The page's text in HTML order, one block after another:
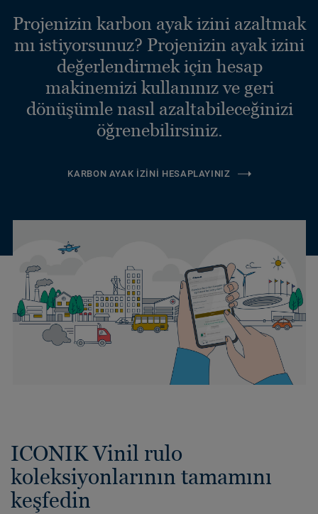
Projenizin karbon ayak izini azaltmak
mı istiyorsunuz? Projenizin ayak izini
değerlendirmek için hesap
makinemizi kullanınız ve geri
dönüşümle nasıl azaltabileceğinizi
öğrenebilirsiniz.
KARBON AYAK İZINI HESAPLAYINIZ
ICONIK Vinil rulo
koleksiyonlarının tamamını
keşfedin